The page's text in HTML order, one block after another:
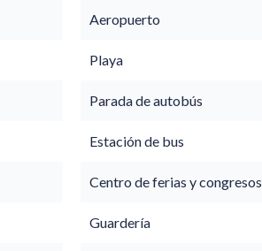
Aeropuerto
Playa
Parada de autobús
Estación de bus
Centro de ferias y congresos
Guardería